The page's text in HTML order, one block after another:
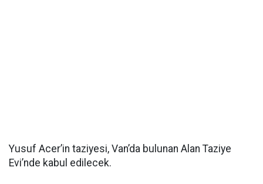
Yusuf Acer’in taziyesi, Van’da bulunan Alan Taziye
Evi’nde kabul edilecek.